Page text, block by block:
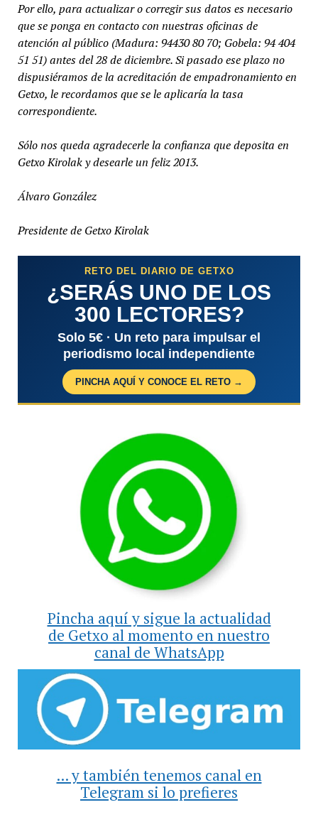
Por ello, para actualizar o corregir sus datos es necesario
que se ponga en contacto con nuestras oficinas de
atención al público (Madura: 94430 80 70; Gobela: 94 404
51 51) antes del 28 de diciembre. Si pasado ese plazo no
dispusiéramos de la acreditación deempadronamiento en
Getxo, le recordamos que se le aplicaría la tasa
correspondiente.
Sólo nos queda agradecerle la confianza que deposita en
Getxo Kirolak y desearle un feliz 2013.
Álvaro González
Presidente de Getxo Kirolak
RETO DEL DIARIO DE GETXO
¿SERÁS UNO DE LOS
300 LECTORES?
Solo 5€ · Un reto para impulsar el
periodismo local independiente
PINCHA AQUÍ Y CONOCE EL RETO →
Pincha aquí y sigue la actualidad
de Getxo al momento en nuestro
canal de WhatsApp
... y también tenemos canal en
Telegram si lo prefieres